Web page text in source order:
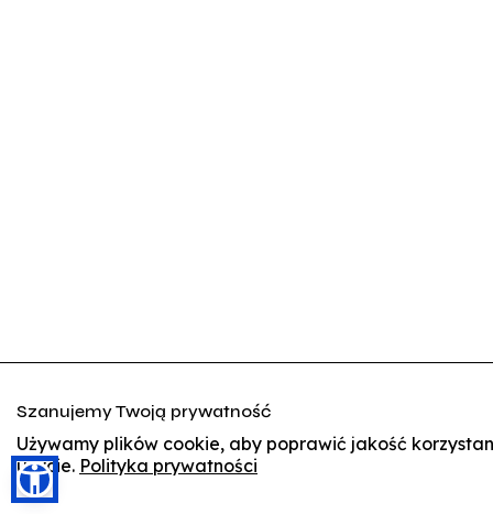
Szanujemy Twoją prywatność
Używamy plików cookie, aby poprawić jakość
użycie. Polityka prywatności
🍪